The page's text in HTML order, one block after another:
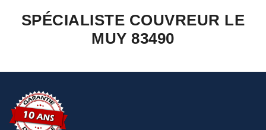
SPÉCIALISTE COUVREUR LE
MUY 83490